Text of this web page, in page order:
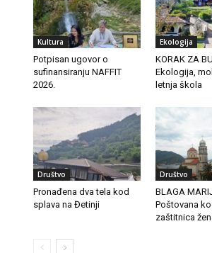
Kultura
Potpisan ugovor o
sufinansiranju NAFFIT
2026.
Ekologija
KORAK ZA
Ekologija,
letnja škola
Društvo
Pronađena dva tela kod
splava na Đetinji
Društvo
BLAGA
Poštovana
zaštitnica